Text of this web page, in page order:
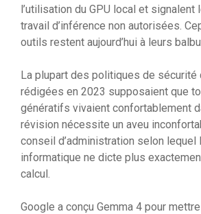
l’utilisation du GPU local et signalent
travail d’inférence non autorisées.
outils restent aujourd’hui à leurs
La plupart des politiques de sécurité
rédigées en 2023 supposaient que
génératifs vivaient confortablement
révision nécessite un aveu
conseil d’administration selon lequel
informatique ne dicte plus
calcul.
Google a conçu Gemma 4 pour